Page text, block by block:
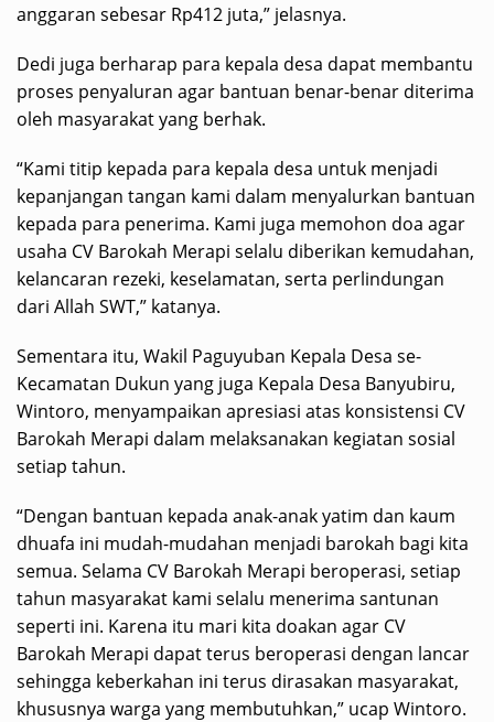
anggaran sebesar Rp412 juta,” jelasnya.
Dedi juga berharap para kepala desa dapat membantu
proses penyaluran agar bantuan benar-benar diterima
oleh masyarakat yang berhak.
“Kami titip kepada para kepala desa untuk menjadi
kepanjangan tangan kami dalam menyalurkan bantuan
kepada para penerima. Kami juga memohon doa agar
usaha CV Barokah Merapi selalu diberikan kemudahan,
kelancaran rezeki, keselamatan, serta perlindungan
dari Allah SWT,” katanya.
Sementara itu, Wakil Paguyuban Kepala Desa se-
Kecamatan Dukun yang juga Kepala Desa Banyubiru,
Wintoro, menyampaikan apresiasi atas konsistensi CV
Barokah Merapi dalam melaksanakan kegiatan sosial
setiap tahun.
“Dengan bantuan kepada anak-anak yatim dan kaum
dhuafa ini mudah-mudahan menjadi barokah bagi kita
semua. Selama CV Barokah Merapi beroperasi, setiap
tahun masyarakat kami selalu menerima santunan
seperti ini. Karena itu mari kita doakan agar CV
Barokah Merapi dapat terus beroperasi dengan lancar
sehingga keberkahan ini terus dirasakan masyarakat,
khususnya warga yang membutuhkan,” ucap Wintoro.